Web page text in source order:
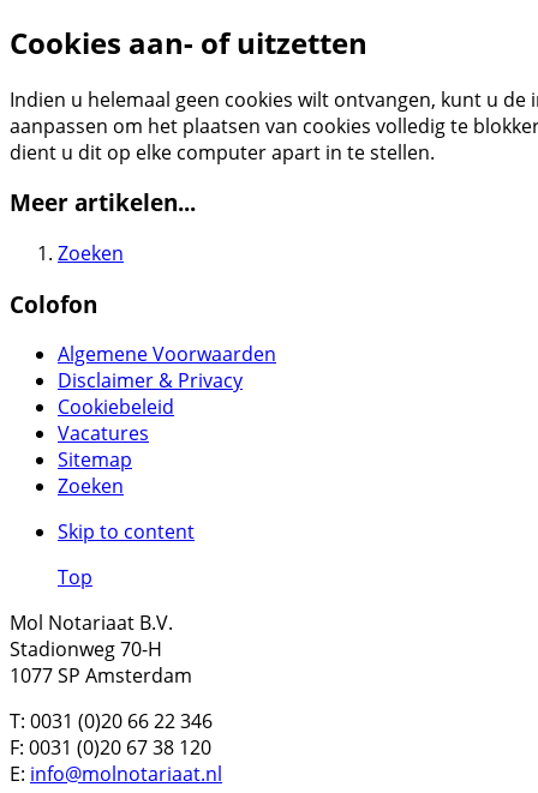
Cookies aan- of uitzetten
Indien u helemaal geen cookies wilt ontvangen, kunt u
aanpassen om het plaatsen van cookies volledig te
dient u dit op elke computer apart in te stellen.
Meer artikelen...
Zoeken
Colofon
Algemene Voorwaarden
Disclaimer & Privacy
Cookiebeleid
Vacatures
Sitemap
Zoeken
Skip to content
Top
Mol Notariaat B.V.
Stadionweg 70-H
1077 SP Amsterdam
T: 0031 (0)20 66 22 346
F: 0031 (0)20 67 38 120
E: info@molnotariaat.nl